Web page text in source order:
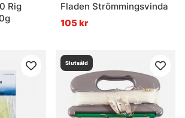
Rig
Fladen Strömmingsvinda
105 kr
Slutsåld